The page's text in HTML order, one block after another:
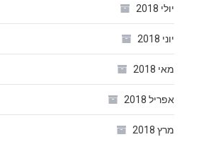
יולי 2018
יוני 2018
מאי 2018
אפריל 2018
מרץ 2018